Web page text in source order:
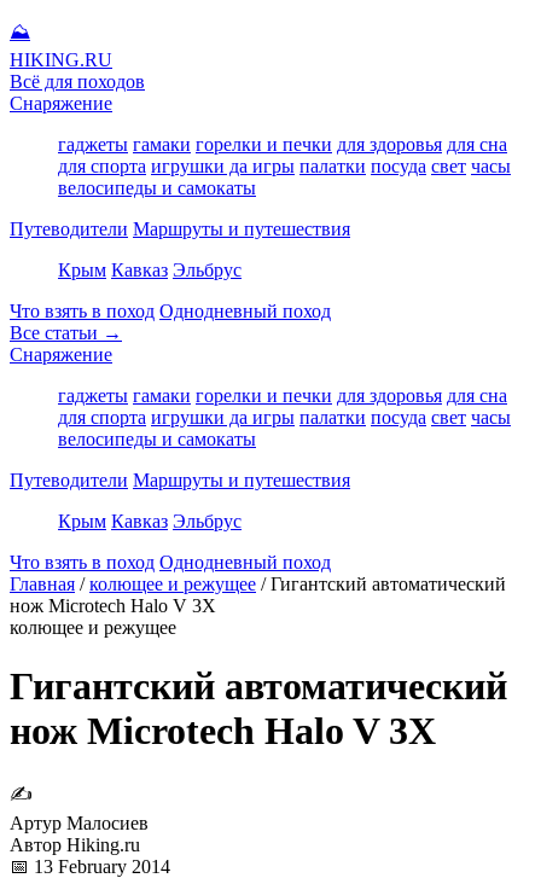
⛰
HIKING.RU
Всё для походов
Снаряжение
гаджеты гамаки горелки и печки для здоровья для сна
для спорта игрушки да игры палатки посуда свет часы
велосипеды и самокаты
Путеводители Маршруты и путешествия
Крым Кавказ Эльбрус
Что взять в поход Однодневный поход
Все статьи →
Снаряжение
гаджеты гамаки горелки и печки для здоровья для сна
для спорта игрушки да игры палатки посуда свет часы
велосипеды и самокаты
Путеводители Маршруты и путешествия
Крым Кавказ Эльбрус
Что взять в поход Однодневный поход
Главная / колющее и режущее / Гигантский автоматический
нож Microtech Halo V 3X
колющее и режущее
Гигантский автоматический
нож Microtech Halo V 3X
✍
Артур Малосиев
Автор Hiking.ru
📅 13 February 2014